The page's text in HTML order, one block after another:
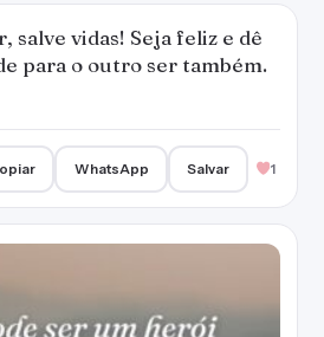
salve vidas! Seja feliz e dê
para o outro ser também.
WhatsApp Salvar 1